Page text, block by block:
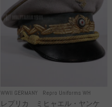
WWII GERMANY Repro Uniforms WH
レプリカ ミヒャエル・ヤンケ